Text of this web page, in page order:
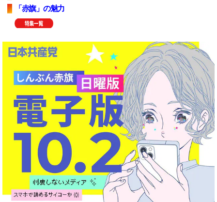
「赤旗」の魅力